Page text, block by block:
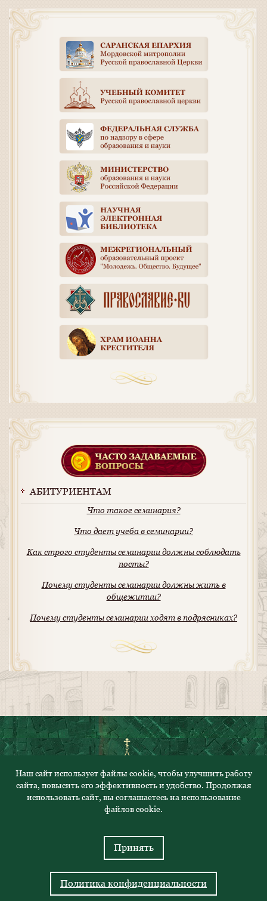
АБИТУРИЕНТАМ
Что такое семинария?
Что дает учеба в семинарии?
Как строго студенты семинарии должны соблюдать
посты?
Почему студенты семинарии должны жить в
общежитии?
Почему студенты семинарии ходят в подрясниках?
© 2023. Все права защищены
Политика конфиденциальности
Наш сайт использует файлы cookie, чтобы улучшить работу
сайта, повысить его эффективность и удобство. Продолжая
использовать сайт, вы соглашаетесь на использование
файлов cookie.
Принять
Политика конфиденциальности